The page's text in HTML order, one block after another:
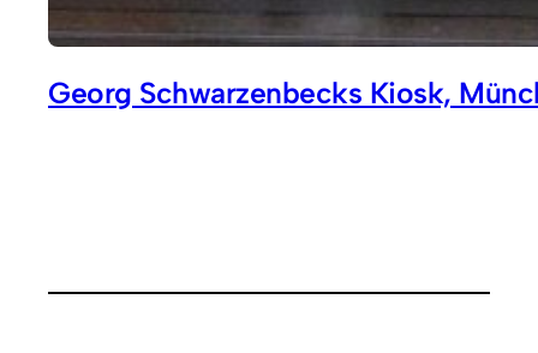
Georg Schwarzenbecks Kiosk,